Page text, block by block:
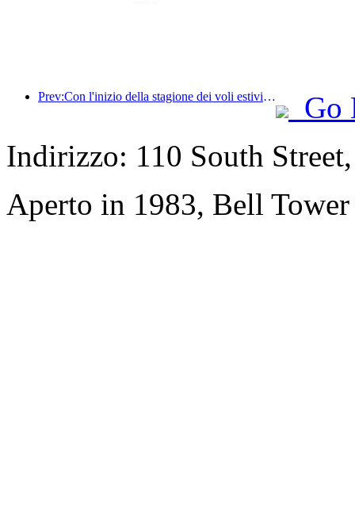
Prev:Con l'inizio della stagione dei voli estivi e autunnali, 41 nuove destinazioni sono state aggiunte ai tre aeroporti dell'isola di Hainan.
Go
Indirizzo: 110 South
Aperto in 1983, Bell